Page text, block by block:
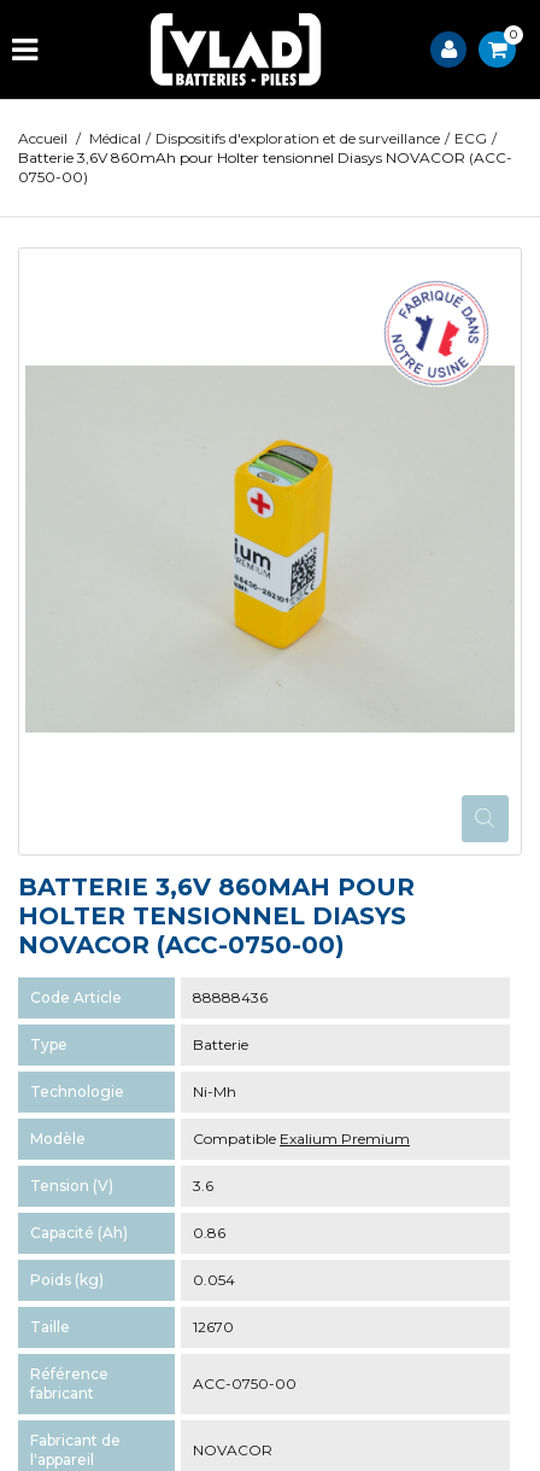
0
Accueil / Médical / Dispositifs d'exploration et de surveillance / ECG /
Batterie 3,6V 860mAh pour Holter tensionnel Diasys NOVACOR (ACC-
0750-00)
BATTERIE 3,6V 860MAH POUR
HOLTER TENSIONNEL DIASYS
NOVACOR (ACC-0750-00)
Code Article 88888436
Type Batterie
Technologie Ni-Mh
Modèle Compatible Exalium Premium
Tension (V) 3.6
Capacité (Ah) 0.86
Poids (kg) 0.054
Taille 12670
Référence
fabricant
ACC-0750-00
Fabricant de
l'appareil
NOVACOR